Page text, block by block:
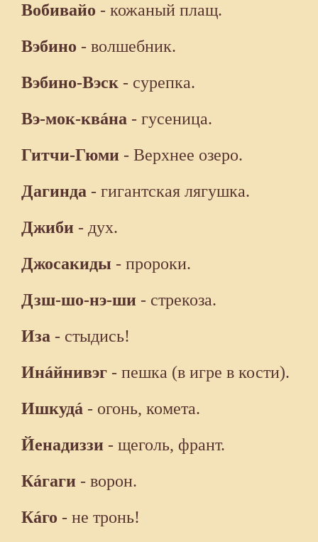
Вобивайо - кожаный плащ.
Вэбино - волшебник.
Вэбино-Вэск - сурепка.
Вэ-мок-квáна - гусеница.
Гитчи-Гюми - Верхнее озеро.
Дагинда - гигантская лягушка.
Джиби - дух.
Джосакиды - пророки.
Дзш-шо-нэ-ши - стрекоза.
Иза - стыдись!
Инáйнивэг - пешка (в игре в кости).
Ишкудá - огонь, комета.
Йенадиззи - щеголь, франт.
Кáгаги - ворон.
Кáго - не тронь!